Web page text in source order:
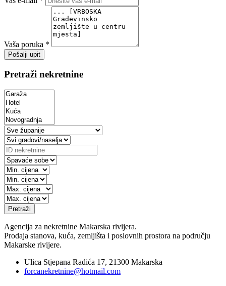
Vaša poruka *
Pošalji upit
Pretraži nekretnine
Pretraži
Agencija za nekretnine Makarska rivijera.
Prodaja stanova, kuća, zemljišta i poslovnih prostora na području
Makarske rivijere.
Ulica Stjepana Radića 17, 21300 Makarska
forcanekretnine@hotmail.com